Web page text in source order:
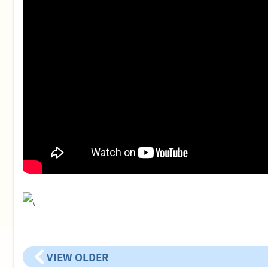
VIEW OLDER